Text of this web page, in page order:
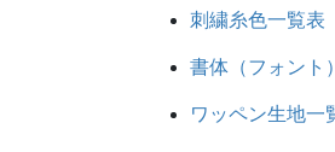
刺繍糸色一覧表
書体（フォント
ワッペン生地一